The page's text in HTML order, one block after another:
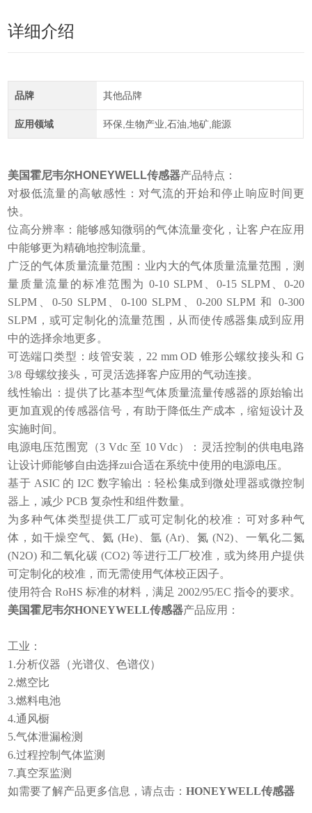
详细介绍
品牌 其他品牌
应用领域 环保,生物产业,石油,地矿,能源
美国霍尼韦尔HONEYWELL传感器产品特点：
对极低流量的高敏感性：对气流的开始和停止响应时间更
快。
位高分辨率：能够感知微弱的气体流量变化，让客户在应用
中能够更为精确地控制流量。
广泛的气体质量流量范围：业内大的气体质量流量范围，测
量质量流量的标准范围为 0-10 SLPM、0-15 SLPM、0-20
SLPM、0-50 SLPM、0-100 SLPM、0-200 SLPM 和 0-300
SLPM，或可定制化的流量范围，从而使传感器集成到应用
中的选择余地更多。
可选端口类型：歧管安装，22 mm OD 锥形公螺纹接头和 G
3/8 母螺纹接头，可灵活选择客户应用的气动连接。
线性输出：提供了比基本型气体质量流量传感器的原始输出
更加直观的传感器信号，有助于降低生产成本，缩短设计及
实施时间。
电源电压范围宽（3 Vdc 至 10 Vdc）：灵活控制的供电电路
让设计师能够自由选择zui合适在系统中使用的电源电压。
基于 ASIC 的 I2C 数字输出：轻松集成到微处理器或微控制
器上，减少 PCB 复杂性和组件数量。
为多种气体类型提供工厂或可定制化的校准：可对多种气
体，如干燥空气、氦 (He)、氩 (Ar)、氮 (N2)、一氧化二氮
(N2O) 和二氧化碳 (CO2) 等进行工厂校准，或为终用户提供
可定制化的校准，而无需使用气体校正因子。
使用符合 RoHS 标准的材料，满足 2002/95/EC 指令的要求。
美国霍尼韦尔HONEYWELL传感器产品应用：
工业：
1.分析仪器（光谱仪、色谱仪）
2.燃空比
3.燃料电池
4.通风橱
5.气体泄漏检测
6.过程控制气体监测
7.真空泵监测
如需要了解产品更多信息，请点击：HONEYWELL传感器